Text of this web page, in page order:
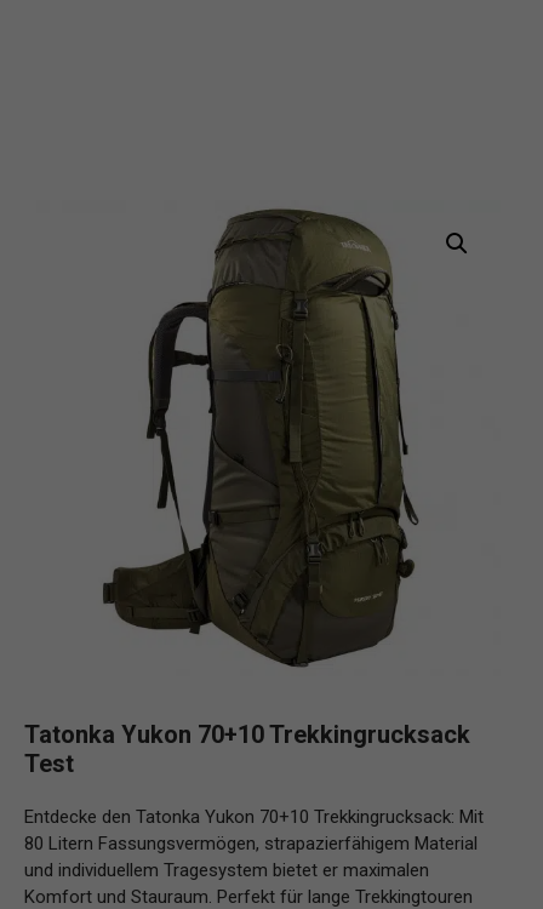
Tatonka Yukon 70+10 Trekkingrucksack
Test
Entdecke den Tatonka Yukon 70+10 Trekkingrucksack: Mit
80 Litern Fassungsvermögen, strapazierfähigem Material
und individuellem Tragesystem bietet er maximalen
Komfort und Stauraum. Perfekt für lange Trekkingtouren